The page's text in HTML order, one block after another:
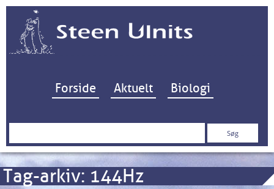
Hop til indhold
Forside Aktuelt Biologi
Søg
Tag-arkiv: 144Hz